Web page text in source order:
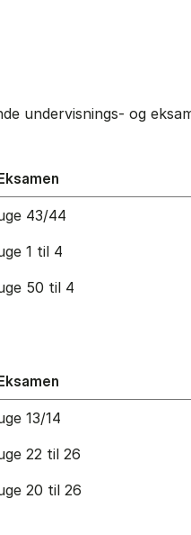
undervisnings- og
43/44
1 til 4
50 til 4
13/14
22 til 26
20 til 26